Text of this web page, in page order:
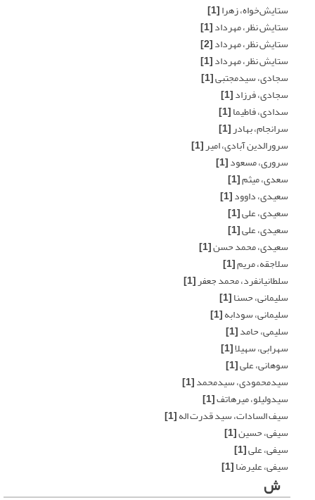
ستایش‌خواه، زهرا[1]
ستایش نظر، مهرداد[1]
ستایش نظر، مهرداد[2]
ستایش نظر، مهرداد[1]
سجادی، سیدمجتبی[1]
سجادی، فرزاد[1]
سدادی، فاطیما[1]
سرانجام، بهادر[1]
سرورالدین آبادی، امیر[1]
سروری، مسعود[1]
سعدی، میثم[1]
سعیدی، داوود[1]
سعیدی، علی[1]
سعیدی، علی[1]
سعیدی، محمد حسن[1]
سلاجقه، مریم[1]
سلطانیانفرد، محمد جعفر[1]
سلیمانی، حسنا[1]
سلیمانی، سودابه[1]
سلیمی، حامد[1]
سهرابی، سهیلا[1]
سوهانی، علی[1]
سیدمحمودی، سیدمحمد[1]
سیدولیلو، میرهاتف[1]
سیف السادات، سید قدرت اله[1]
سیفی، حسین[1]
سیفی، علی[1]
سیفی، علیرضا[1]
ش